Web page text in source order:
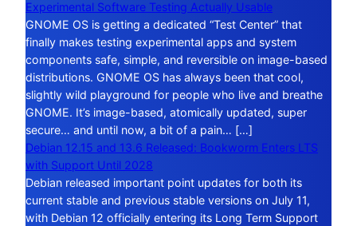
Experimental Software Testing Actually Usable
GNOME OS is getting a dedicated “Test Center” that
finally makes testing experimental apps and system
components safe, simple, and reversible on image-based
distributions. GNOME OS has always been that cool,
slightly wild playground for people who live and breathe
GNOME. It’s image-based, atomically updated, super
secure… and until now, a bit of a pain… […]
Debian 12.15 and 13.6 Released: Bookworm Enters LTS
with Support Until 2028
Debian released important point updates for both its
current stable and previous stable versions on July 11,
with Debian 12 officially entering its Long Term Support